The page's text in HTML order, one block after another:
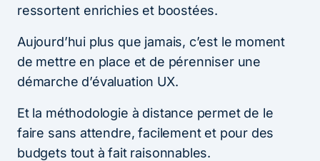
ressortent enrichies et boostées.
Aujourd’hui plus que jamais, c’est le moment
de mettre en place et de pérenniser une
démarche d’évaluation UX.
Et la méthodologie à distance permet de le
faire sans attendre, facilement et pour des
budgets tout à fait raisonnables.